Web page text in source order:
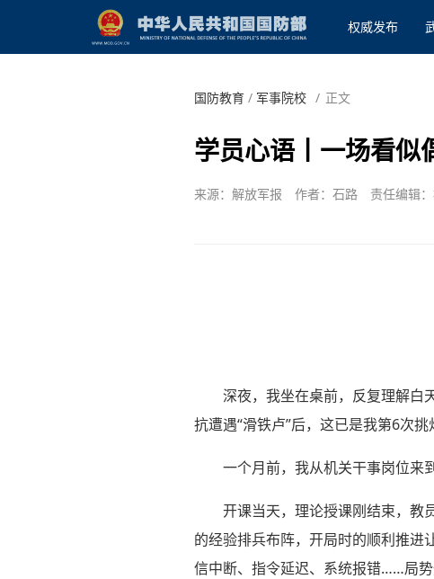
权威发布
国防教育/ 军事院校 / 正文
学员心语丨一场看
来源：解放军报 作者：石路 责任编辑
深夜，我坐在桌前，反复理解白
抗遭遇“滑铁卢”后，这已是我第6次挑
一个月前，我从机关干事岗位来
开课当天，理论授课刚结束，教
的经验排兵布阵，开局时的顺利推进
信中断、指令延迟、系统报错……局势